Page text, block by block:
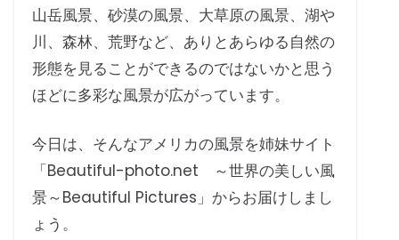
山岳風景、砂漠の風景、大草原の風景、湖や
川、森林、荒野など、ありとあらゆる自然の
形態を見ることができるのではないかと思う
ほどに多彩な風景が広がっています。
今日は、そんなアメリカの風景を姉妹サイト
「Beautiful-photo.net ～世界の美しい風
景～Beautiful Pictures」からお届けしまし
ょう。